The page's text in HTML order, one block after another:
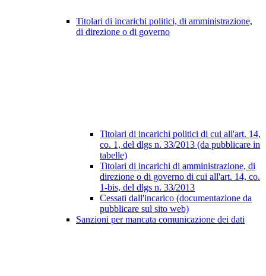
Titolari di incarichi politici, di amministrazione,
di direzione o di governo
Titolari di incarichi politici di cui all'art. 14,
co. 1, del dlgs n. 33/2013 (da pubblicare in
tabelle)
Titolari di incarichi di amministrazione, di
direzione o di governo di cui all'art. 14, co.
1-bis, del dlgs n. 33/2013
Cessati dall'incarico (documentazione da
pubblicare sul sito web)
Sanzioni per mancata comunicazione dei dati